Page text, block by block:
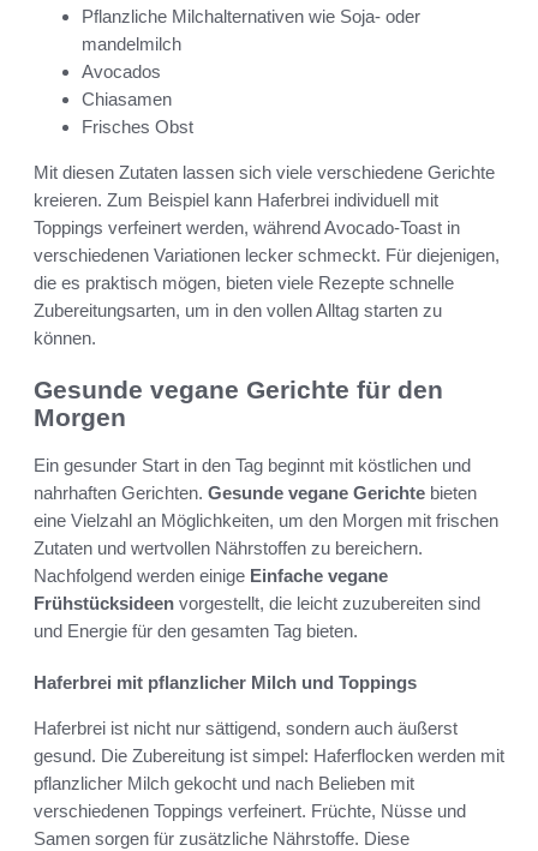
Pflanzliche Milchalternativen wie Soja- oder
mandelmilch
Avocados
Chiasamen
Frisches Obst
Mit diesen Zutaten lassen sich viele verschiedene Gerichte
kreieren. Zum Beispiel kann Haferbrei individuell mit
Toppings verfeinert werden, während Avocado-Toast in
verschiedenen Variationen lecker schmeckt. Für diejenigen,
die es praktisch mögen, bieten viele Rezepte schnelle
Zubereitungsarten, um in den vollen Alltag starten zu
können.
Gesunde vegane Gerichte für den
Morgen
Ein gesunder Start in den Tag beginnt mit köstlichen und
nahrhaften Gerichten. Gesunde vegane Gerichte bieten
eine Vielzahl an Möglichkeiten, um den Morgen mit frischen
Zutaten und wertvollen Nährstoffen zu bereichern.
Nachfolgend werden einige Einfache vegane
Frühstücksideen vorgestellt, die leicht zuzubereiten sind
und Energie für den gesamten Tag bieten.
Haferbrei mit pflanzlicher Milch und Toppings
Haferbrei ist nicht nur sättigend, sondern auch äußerst
gesund. Die Zubereitung ist simpel: Haferflocken werden mit
pflanzlicher Milch gekocht und nach Belieben mit
verschiedenen Toppings verfeinert. Früchte, Nüsse und
Samen sorgen für zusätzliche Nährstoffe. Diese